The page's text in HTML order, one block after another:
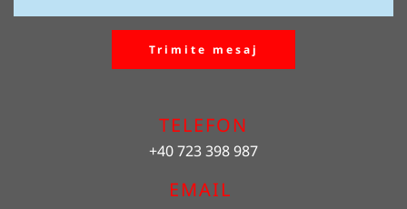
Trimite mesaj
TELEFON
+40 723 398 987
EMAIL